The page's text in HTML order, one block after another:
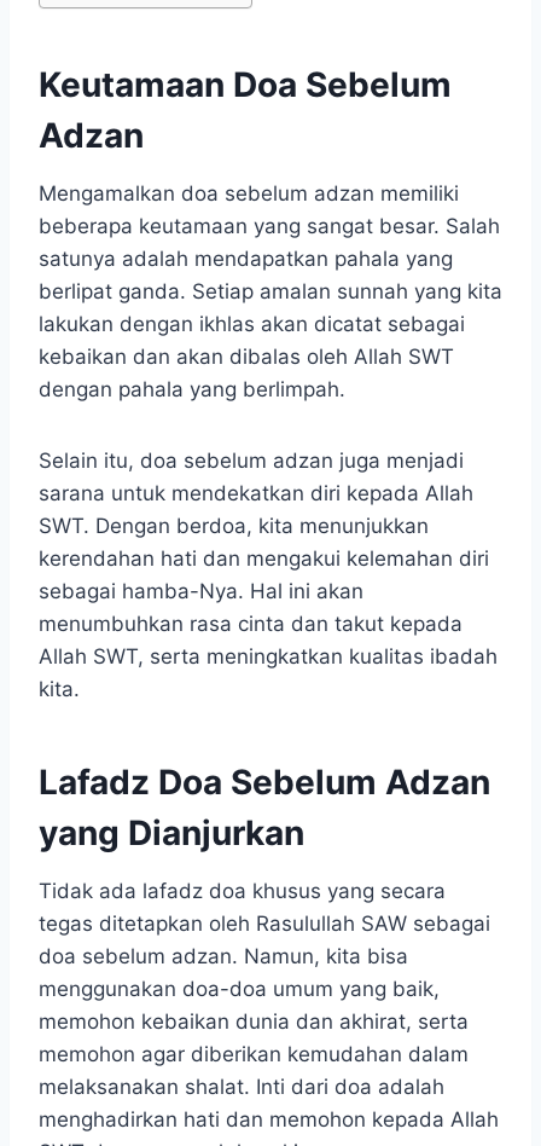
Keutamaan Doa Sebelum
Adzan
Mengamalkan doa sebelum adzan memiliki
beberapa keutamaan yang sangat besar. Salah
satunya adalah mendapatkan pahala yang
berlipat ganda. Setiap amalan sunnah yang kita
lakukan dengan ikhlas akan dicatat sebagai
kebaikan dan akan dibalas oleh Allah SWT
dengan pahala yang berlimpah.
Selain itu, doa sebelum adzan juga menjadi
sarana untuk mendekatkan diri kepada Allah
SWT. Dengan berdoa, kita menunjukkan
kerendahan hati dan mengakui kelemahan diri
sebagai hamba-Nya. Hal ini akan
menumbuhkan rasa cinta dan takut kepada
Allah SWT, serta meningkatkan kualitas ibadah
kita.
Lafadz Doa Sebelum Adzan
yang Dianjurkan
Tidak ada lafadz doa khusus yang secara
tegas ditetapkan oleh Rasulullah SAW sebagai
doa sebelum adzan. Namun, kita bisa
menggunakan doa-doa umum yang baik,
memohon kebaikan dunia dan akhirat, serta
memohon agar diberikan kemudahan dalam
melaksanakan shalat. Inti dari doa adalah
menghadirkan hati dan memohon kepada Allah